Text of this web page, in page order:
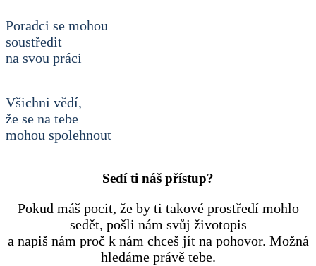
Poradci se mohou
soustředit
na svou práci
Všichni vědí,
že se na tebe
mohou spolehnout
Sedí ti náš přístup?
Pokud máš pocit, že by ti takové prostředí mohlo
sedět, pošli nám svůj životopis
a napiš nám proč k nám chceš jít na pohovor. Možná
hledáme právě tebe.